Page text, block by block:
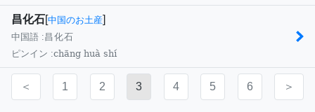
昌化石[中国のお土産]
中国語 :昌化石
ピンイン :chāng huà shí
＜ 1 2 3 4 5 6 ＞